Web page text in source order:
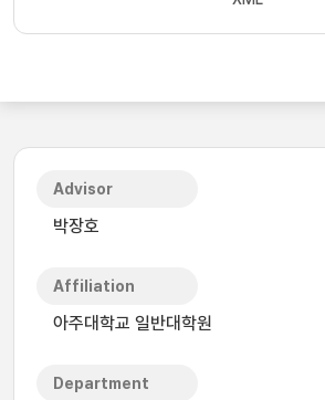
Advisor
박장호
Affiliation
아주대학교 일반대학원
Department